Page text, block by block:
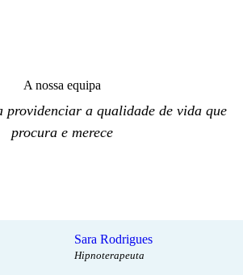
A nossa equipa
providenciar a qualidade de vida que
procura e merece
Sara Rodrigues
Hipnoterapeuta